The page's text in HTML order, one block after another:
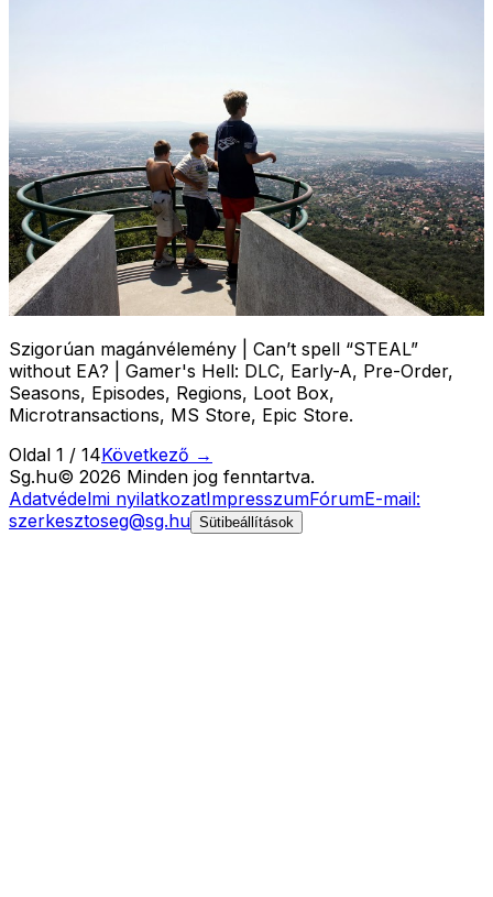
Szigorúan magánvélemény | Can’t spell “STEAL”
without EA? | Gamer's Hell: DLC, Early-A, Pre-Order,
Seasons, Episodes, Regions, Loot Box,
Microtransactions, MS Store, Epic Store.
Oldal 1 / 14Következő →
Sg.hu© 2026 Minden jog fenntartva.
Adatvédelmi nyilatkozatImpresszumFórumE-mail:
szerkesztoseg@sg.hu Sütibeállítások